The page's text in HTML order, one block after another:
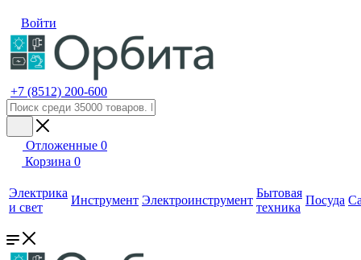
Войти
+7 (8512) 200-600
Отложенные 0
Корзина 0
Электрика
и свет
Инструмент Электроинструмент
Бытовая
техника
Посуда